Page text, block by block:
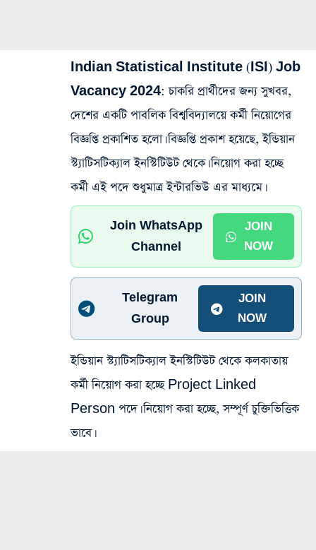
Indian Statistical Institute (ISI) Job
Vacancy 2024: চাকরি প্রার্থীদের জন্য সুখবর,
দেশের একটি পাবলিক বিশ্ববিদ্যালয়ে কর্মী নিয়োগের
বিজ্ঞপ্তি প্রকাশিত হলো। বিজ্ঞপ্তি প্রকাশ হয়েছে, ইন্ডিয়ান
স্ট্যাটিসটিক্যাল ইনস্টিটিউট থেকে। নিয়োগ করা হচ্ছে
কর্মী এই পদে শুধুমাত্র ইন্টারভিউ এর মাধ্যমে।
Join WhatsApp
Channel
JOIN
NOW
Telegram
Group
JOIN
NOW
ইন্ডিয়ান স্ট্যাটিসটিক্যাল ইনস্টিটিউট থেকে কলকাতায়
কর্মী নিয়োগ করা হচ্ছে Project Linked
Person পদে। নিয়োগ করা হচ্ছে, সম্পূর্ণ চুক্তিভিত্তিক
ভাবে।